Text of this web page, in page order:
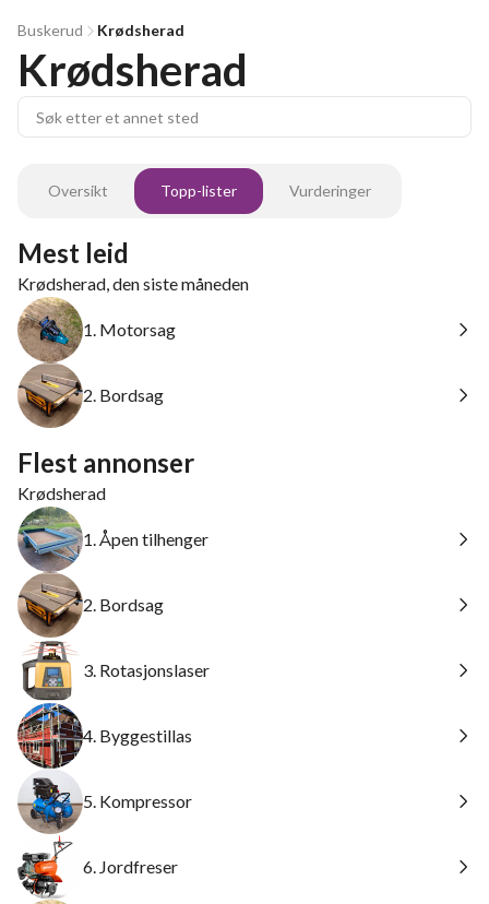
Buskerud Krødsherad
Krødsherad
Oversikt Topp-lister Vurderinger
Mest leid
Krødsherad, den siste måneden
1. Motorsag
2. Bordsag
Flest annonser
Krødsherad
1. Åpen tilhenger
2. Bordsag
3. Rotasjonslaser
4. Byggestillas
5. Kompressor
6. Jordfreser